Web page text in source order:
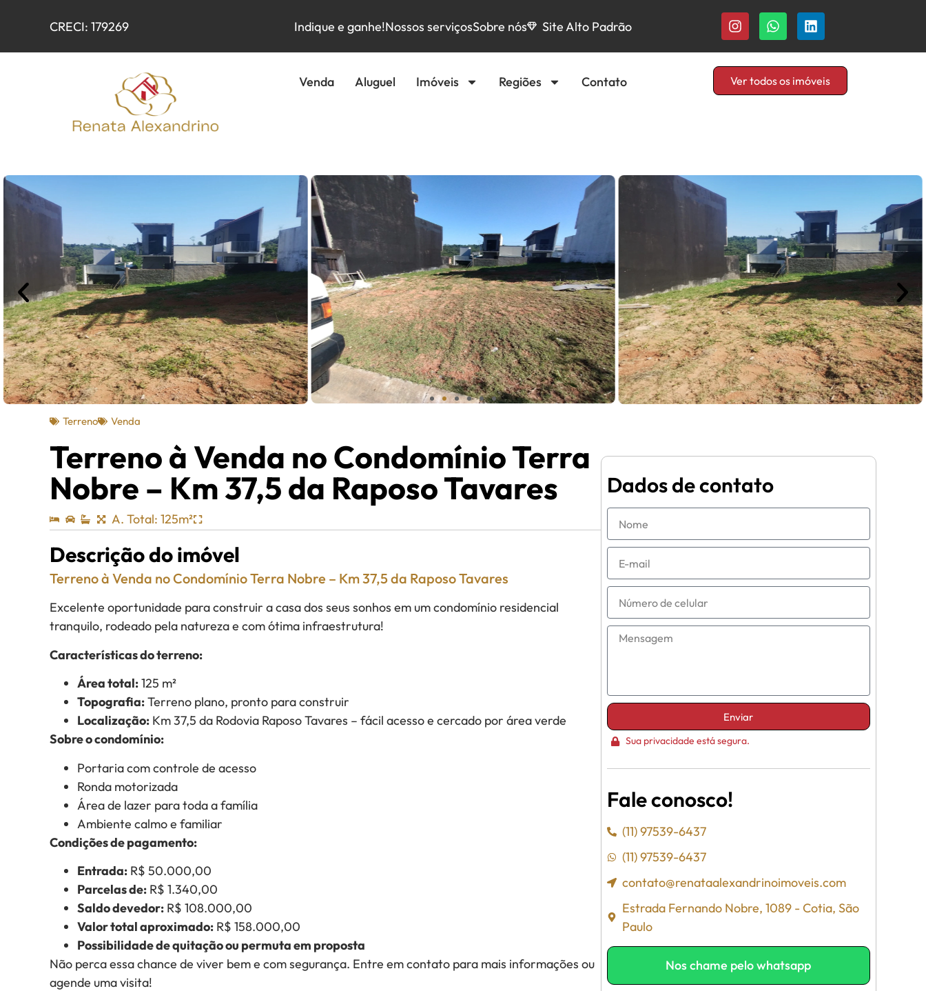
CRECI: 179269 Indique e ganhe!Nossos serviçosSobre nós Site Alto Padrão
Venda Aluguel Imóveis Regiões Contato Ver todos os imóveis
Terreno Venda
Terreno à Venda no Condomínio Terra
Nobre – Km 37,5 da Raposo Tavares
A. Total: 125m²
Descrição do imóvel
Terreno à Venda no Condomínio Terra Nobre – Km 37,5 da Raposo Tavares
Excelente oportunidade para construir a casa dos seus sonhos em um condomínio residencial
tranquilo, rodeado pela natureza e com ótima infraestrutura!
Características do terreno:
Área total:125 m²
Topografia:Terreno plano, pronto para construir
Localização: Km 37,5 da Rodovia Raposo Tavares – fácil acesso e cercado por área verde
Sobre o condomínio:
Portaria com controle de acesso
Ronda motorizada
Área de lazer para toda a família
Ambiente calmo e familiar
Condições de pagamento:
Entrada: R$ 50.000,00
Parcelas de: R$ 1.340,00
Saldo devedor: R$ 108.000,00
Valor total aproximado: R$ 158.000,00
Possibilidade de quitação ou permuta em proposta
Não perca essa chance de viver bem e com segurança. Entre em contato para mais informações ou
agende uma visita!
Dados de contato
Enviar
Sua privacidade está segura.
Fale conosco!
(11) 97539-6437
(11) 97539-6437
contato@renataalexandrinoimoveis.com
Estrada Fernando Nobre, 1089 - Cotia, São
Paulo
Nos chame pelo whatsapp